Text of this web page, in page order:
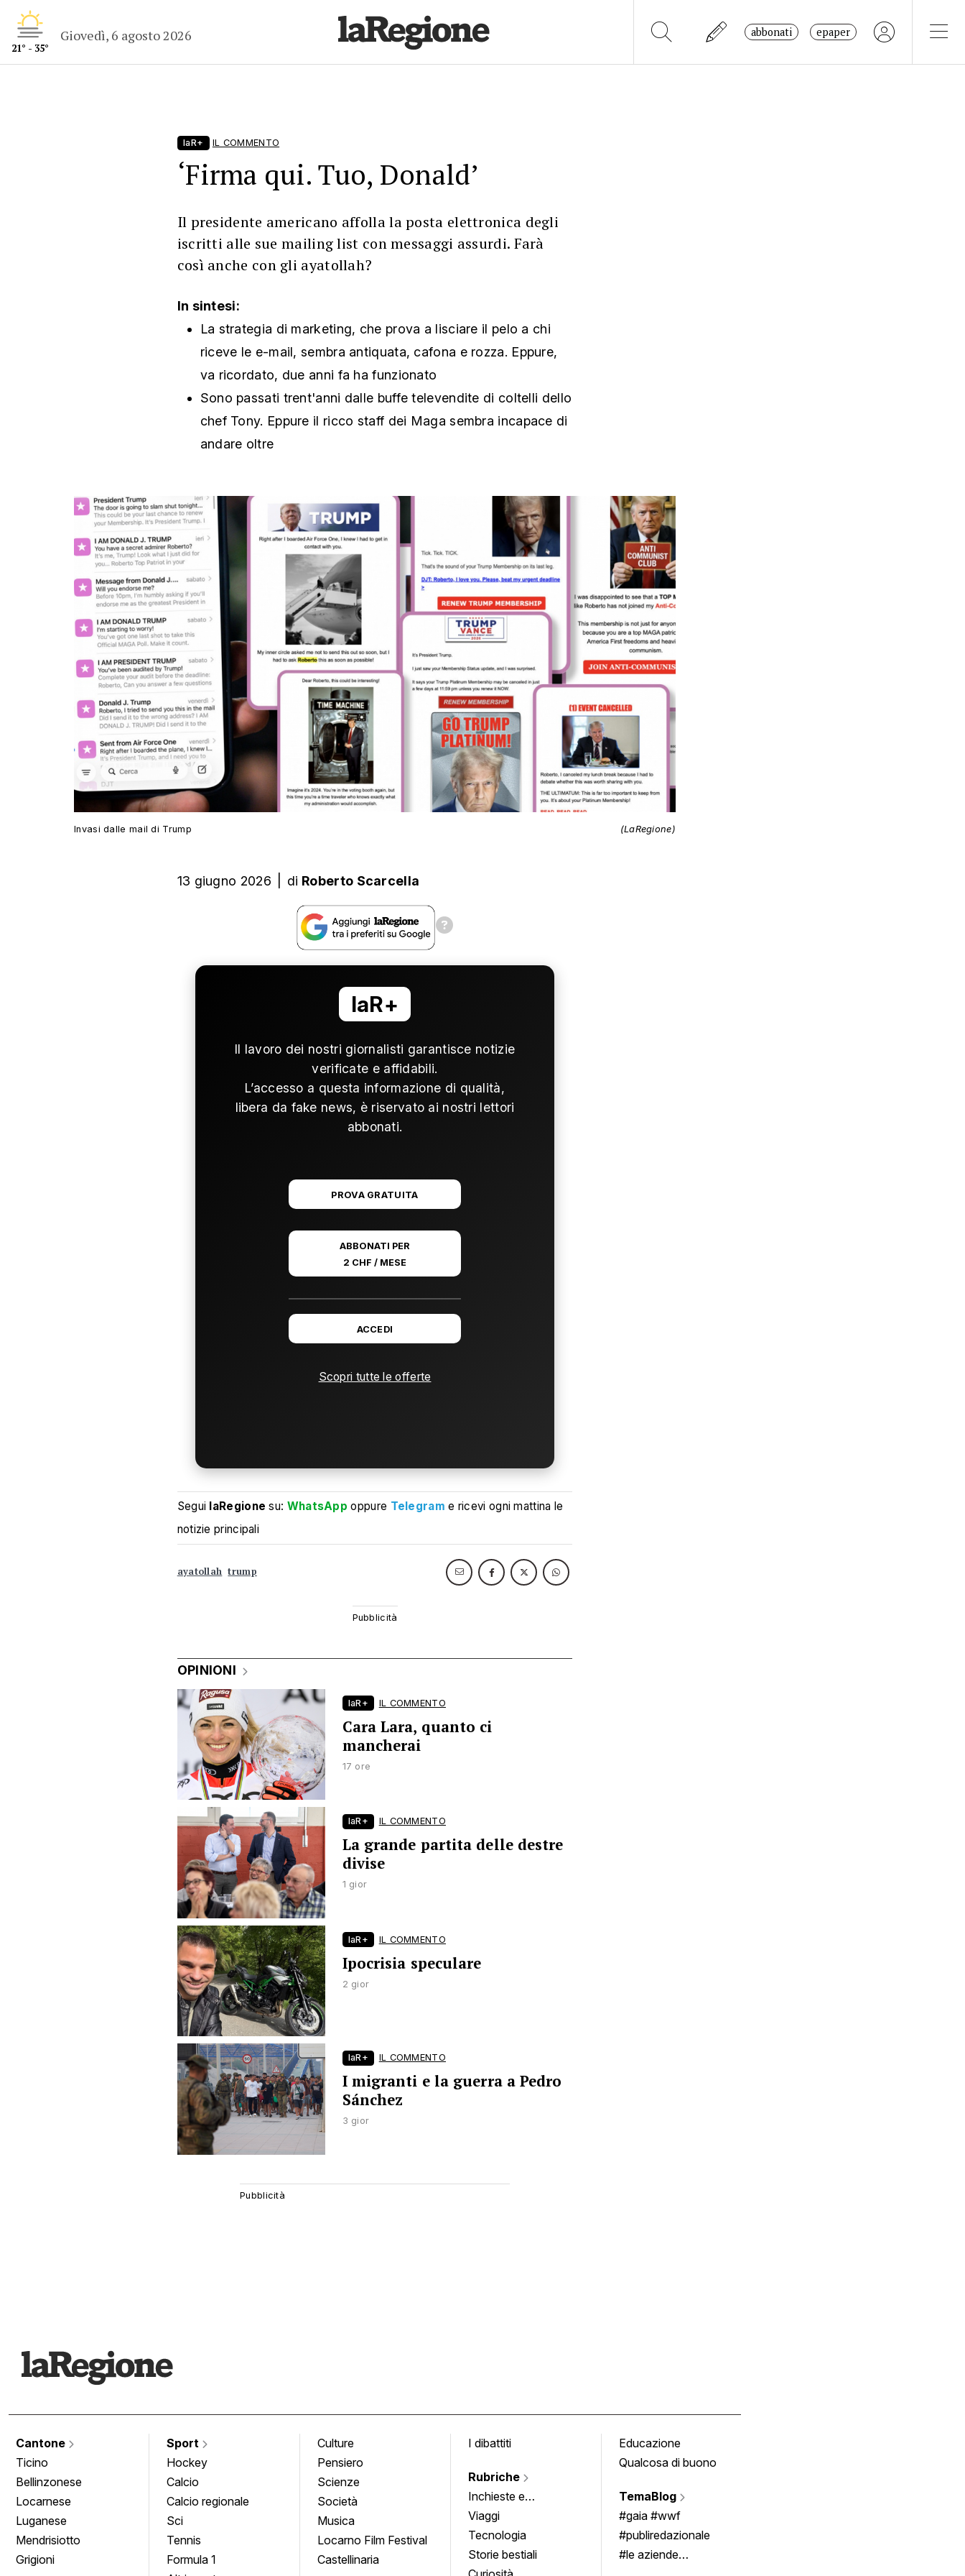
21° - 35°
Giovedì, 6 agosto 2026 abbonati epaper
laR+ IL COMMENTO
‘Firma qui. Tuo, Donald’
Il presidente americano affolla la posta elettronica degli
iscritti alle sue mailing list con messaggi assurdi. Farà
così anche con gli ayatollah?
In sintesi:
La strategia di marketing, che prova a lisciare il pelo a chi
riceve le e-mail, sembra antiquata, cafona e rozza. Eppure,
va ricordato, due anni fa ha funzionato
Sono passati trent'anni dalle buffe televendite di coltelli dello
chef Tony. Eppure il ricco staff dei Maga sembra incapace di
andare oltre
Invasi dalle mail di Trump (LaRegione)
13 giugno 2026 di Roberto Scarcella
laR+
Il lavoro dei nostri giornalisti garantisce notizie
verificate e affidabili.
L’accesso a questa informazione di qualità,
libera da fake news, è riservato ai nostri lettori
abbonati.
PROVA GRATUITA
ABBONATI PER
2 CHF / MESE
ACCEDI
Scopri tutte le offerte
Segui laRegione su: WhatsApp oppure Telegram e ricevi ogni mattina le
notizie principali
ayatollah trump
OPINIONI
laR+ IL COMMENTO
Cara Lara, quanto ci
mancherai
17 ore
laR+ IL COMMENTO
La grande partita delle destre
divise
1 gior
laR+ IL COMMENTO
Ipocrisia speculare
2 gior
laR+ IL COMMENTO
I migranti e la guerra a Pedro
Sánchez
3 gior
Cantone
Ticino
Bellinzonese
Locarnese
Luganese
Mendrisiotto
Grigioni
Sport
Hockey
Calcio
Calcio regionale
Sci
Tennis
Formula 1
Culture
Pensiero
Scienze
Società
Musica
Locarno Film Festival
Castellinaria
I dibattiti
Rubriche
Inchieste e
approfondimenti
Viaggi
Tecnologia
Storie bestiali
Educazione
Qualcosa di buono
TemaBlog
#gaia #wwf
#publiredazionale
#le aziende